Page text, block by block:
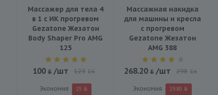
Массажер для тела 4
в 1 с ИК прогревом
Gezatone Жезатон
Body Shaper Pro AMG
125
100 /шт 125 BYN
Экономия 25
Массажная накидка
для машины и кресла
с прогревом
Gezatone Жезатон
AMG 388
268.20 /шт 298 BYN
Экономия 29.80